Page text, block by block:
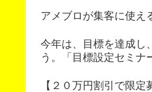
アメブロが集客に使え
今年は、目標を達成し
う。「目標設定セミナ
【２０万円割引で限定